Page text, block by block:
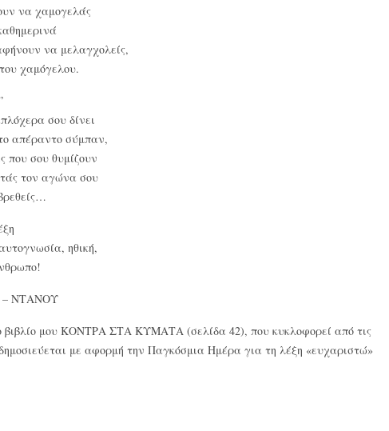
να χαμογελάς
να μελαγχολείς,
χαμόγελου.
σου δίνει
απέραντο σύμπαν,
που σου θυμίζουν
τον αγώνα σου
ηθική,
– ΝΤΑΝΟΥ
βιβλίο μου ΚΟΝΤΡΑ ΣΤΑ ΚΥΜΑΤΑ (σελίδα 42), που κυκλοφορεί από τις
με αφορμή την Παγκόσμια Ημέρα για τη λέξη «ευχαριστώ»